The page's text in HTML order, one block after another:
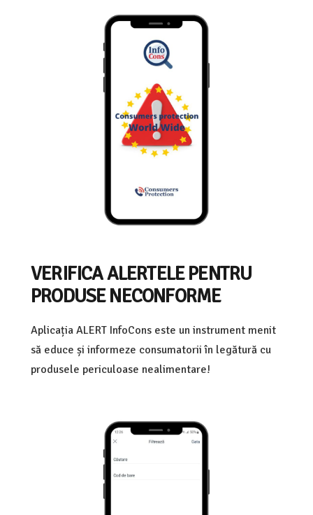
VERIFICA ALERTELE PENTRU
PRODUSE NECONFORME
Aplicația ALERT InfoCons este un instrument menit
să educe și informeze consumatorii în legătură cu
produsele periculoase nealimentare!